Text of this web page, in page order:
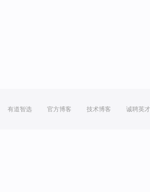
有道智选 官方博客 技术博客 诚聘英才